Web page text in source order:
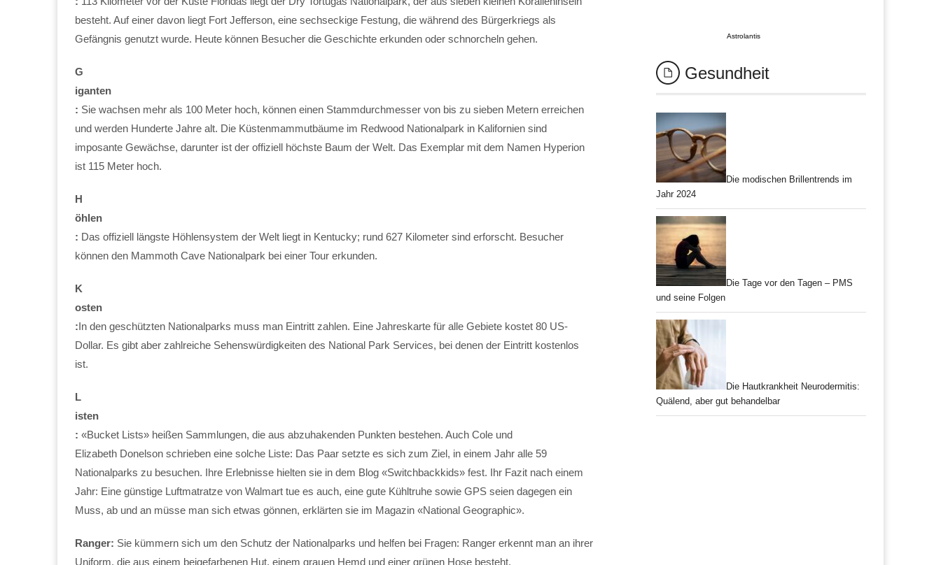
besteht. Auf einer davon liegt Fort Jefferson, eine sechseckige Festung, die während des Bürgerkriegs als
Gefängnis genutzt wurde. Heute können Besucher die Geschichte erkunden oder schnorcheln gehen.
G
iganten
: Sie wachsen mehr als 100 Meter hoch, können einen Stammdurchmesser von bis zu sieben Metern erreichen
und werden Hunderte Jahre alt. Die Küstenmammutbäume im Redwood Nationalpark in Kalifornien sind
imposante Gewächse, darunter ist der offiziell höchste Baum der Welt. Das Exemplar mit dem Namen Hyperion
ist 115 Meter hoch.
H
öhlen
: Das offiziell längste Höhlensystem der Welt liegt in Kentucky; rund 627 Kilometer sind erforscht. Besucher
können den Mammoth Cave Nationalpark bei einer Tour erkunden.
K
osten
:In den geschützten Nationalparks muss man Eintritt zahlen. Eine Jahreskarte für alle Gebiete kostet 80 US-
Dollar. Es gibt aber zahlreiche Sehenswürdigkeiten des National Park Services, bei denen der Eintritt kostenlos
ist.
L
isten
: «Bucket Lists» heißen Sammlungen, die aus abzuhakenden Punkten bestehen. Auch Cole und
Elizabeth Donelson schrieben eine solche Liste: Das Paar setzte es sich zum Ziel, in einem Jahr alle 59
Nationalparks zu besuchen. Ihre Erlebnisse hielten sie in dem Blog «Switchbackkids» fest. Ihr Fazit nach einem
Jahr: Eine günstige Luftmatratze von Walmart tue es auch, eine gute Kühltruhe sowie GPS seien dagegen ein
Muss, ab und an müsse man sich etwas gönnen, erklärten sie im Magazin «National Geographic».
Ranger: Sie kümmern sich um den Schutz der Nationalparks und helfen bei Fragen: Ranger erkennt man an ihrer
Uniform, die aus einem beigefarbenen Hut, einem grauen Hemd und einer grünen Hose besteht.
Astrolantis
Gesundheit
Die modischen Brillentrends im
Jahr 2024
Die Tage vor den Tagen – PMS
und seine Folgen
Die Hautkrankheit Neurodermitis:
Quälend, aber gut behandelbar